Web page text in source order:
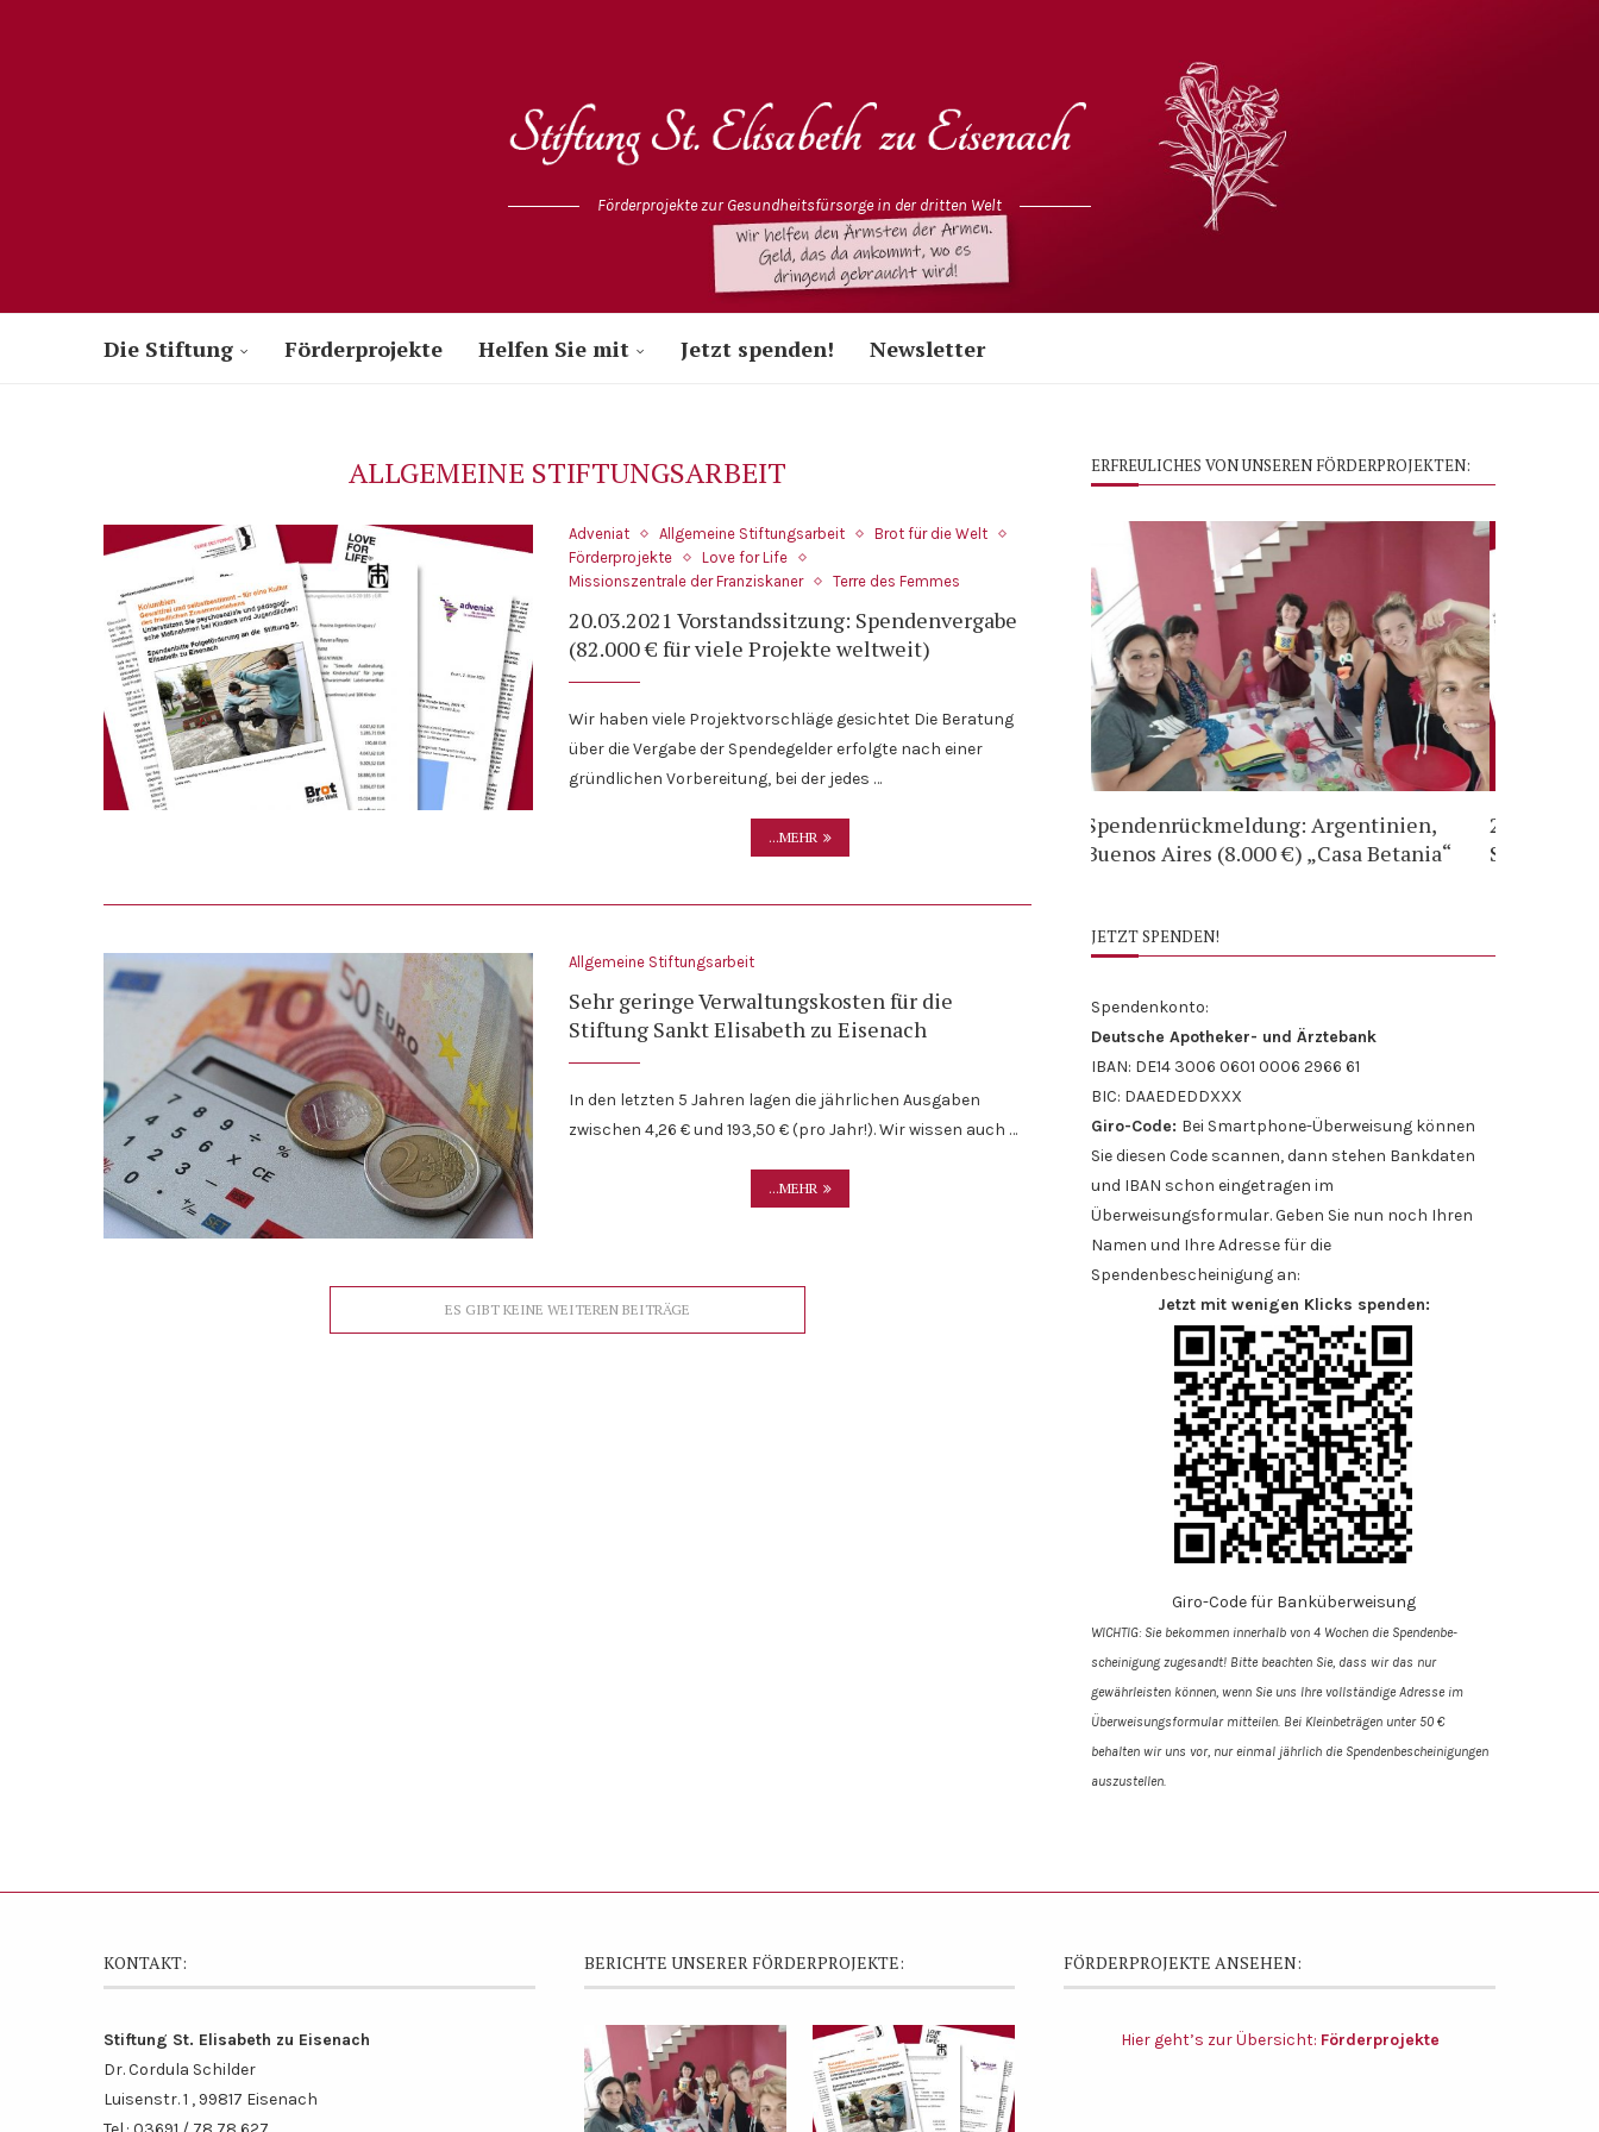
Förderprojekte zur Gesundheitsfürsorge in der dritten Welt
Die Stiftung Förderprojekte Helfen Sie mit Jetzt spenden! Newsletter
ALLGEMEINE STIFTUNGSARBEIT
Adveniat Allgemeine Stiftungsarbeit
Brot für die Welt
Förderprojekte
Love for Life
Missionszentrale der Franziskaner
Terre des Femmes
20.03.2021 Vorstandssitzung: Spendenvergabe
(82.000 € für viele Projekte weltweit)
Wir haben viele Projektvorschläge gesichtet Die Beratung
über die Vergabe der Spendegelder erfolgte nach einer
gründlichen Vorbereitung, bei der jedes …
...MEHR
Allgemeine Stiftungsarbeit
Sehr geringe Verwaltungskosten für die
Stiftung Sankt Elisabeth zu Eisenach
In den letzten 5 Jahren lagen die jährlichen Ausgaben
zwischen 4,26 € und 193,50 € (pro Jahr!). Wir wissen auch …
...MEHR
ERFREULICHES VON UNSEREN FÖRDERPROJEKTEN:
Spendenrückmeldung: Argentinien,
Buenos Aires (8.000 €) „Casa Betania“
20.03.2021 Vorstandssitzung:
Spendenvergabe (82.000 € für viele
JETZT SPENDEN!
Spendenkonto:
Deutsche Apotheker- und Ärztebank
IBAN: DE14 3006 0601 0006 2966 61
BIC: DAAEDEDDXXX
Giro-Code:Bei Smartphone-Überweisung können
Sie diesen Code scannen, dann stehen Bankdaten
und IBAN schon eingetragen im
Überweisungsformular. Geben Sie nun noch Ihren
Namen und Ihre Adresse für die
Spendenbescheinigung an:
Jetzt mit wenigen Klicks spenden:
Giro-Code für Banküberweisung
WICHTIG: Sie bekommen innerhalb von 4 Wochen die Spendenbe­
scheinigung zugesandt! Bitte beachten Sie, dass wir das nur
gewährleisten können, wenn Sie uns Ihre vollständige Adresse im
Überweisungs­formular mitteilen. Bei Kleinbeträgen unter 50 €
behalten wir uns vor, nur einmal jährlich die Spendenbescheinigungen
KONTAKT:
Stiftung St. Elisabeth zu Eisenach
Dr. Cordula Schilder
Luisenstr. 1 , 99817 Eisenach
BERICHTE UNSERER FÖRDERPROJEKTE: FÖRDERPROJEKTE ANSEHEN: